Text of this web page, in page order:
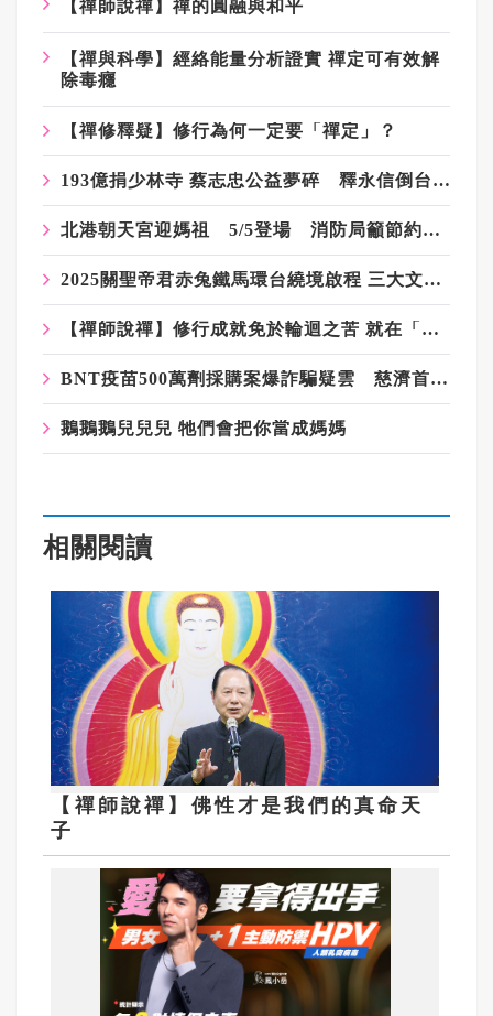
【禪師說禪】禪的圓融與和平
【禪與科學】經絡能量分析證實 禪定可有效解
除毒癮
【禪修釋疑】修行為何一定要「禪定」？
193億捐少林寺 蔡志忠公益夢碎 釋永信倒台後捐贈去向成問號
北港朝天宮迎媽祖 5/5登場 消防局籲節約炮仗
2025關聖帝君赤兔鐵馬環台繞境啟程 三大文化盛會 傳揚關公忠義精神
【禪師說禪】修行成就免於輪迴之苦 就在「人」 這個十法界轉輪台
BNT疫苗500萬劑採購案爆詐騙疑雲 慈濟首發聲明：痛心遺憾 配合司法將追究權益
鵝鵝鵝兒兒兒 牠們會把你當成媽媽
相關閱讀
【禪師說禪】佛性才是我們的真命天
子